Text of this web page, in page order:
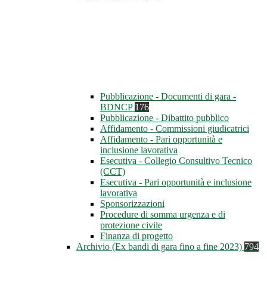
Pubblicazione - Documenti di gara -
BDNCP 176
Pubblicazione - Dibattito pubblico
Affidamento - Commissioni giudicatrici
Affidamento - Pari opportunità e
inclusione lavorativa
Esecutiva - Collegio Consultivo Tecnico
(CCT)
Esecutiva - Pari opportunità e inclusione
lavorativa
Sponsorizzazioni
Procedure di somma urgenza e di
protezione civile
Finanza di progetto
Archivio (Ex bandi di gara fino a fine 2023) 794